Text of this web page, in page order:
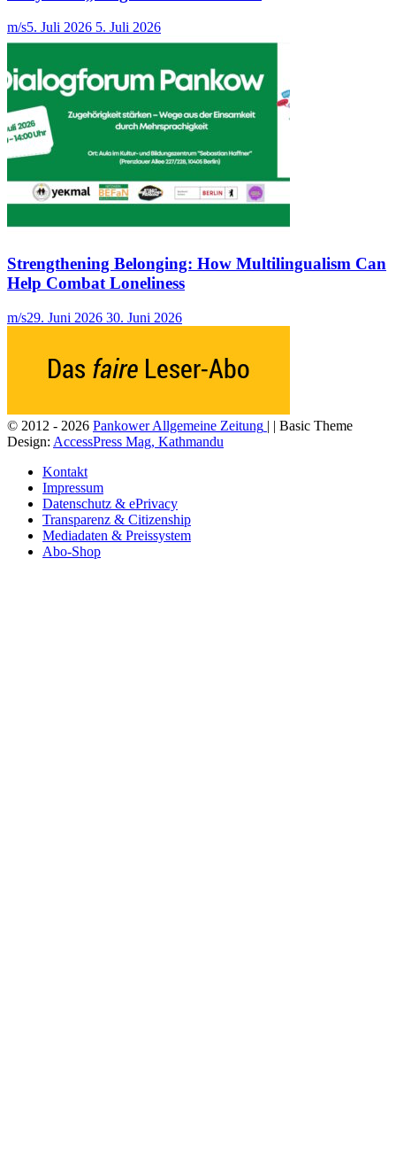
m/s5. Juli 2026 5. Juli 2026
Strengthening Belonging: How Multilingualism Can
Help Combat Loneliness
m/s29. Juni 2026 30. Juni 2026
© 2012 - 2026 Pankower Allgemeine Zeitung | | Basic Theme
Design: AccessPress Mag, Kathmandu
Kontakt
Impressum
Datenschutz & ePrivacy
Transparenz & Citizenship
Mediadaten & Preissystem
Abo-Shop